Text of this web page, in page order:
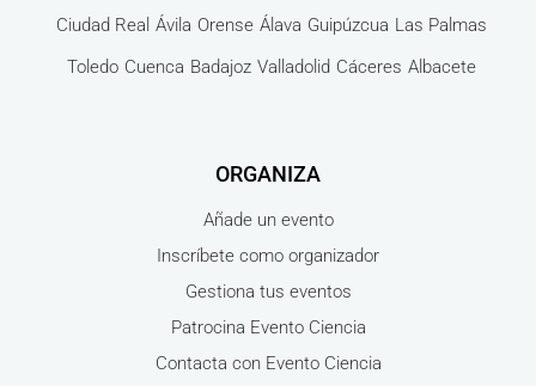
Ciudad Real Ávila Orense Álava Guipúzcua Las Palmas
Toledo Cuenca Badajoz Valladolid Cáceres Albacete
ORGANIZA
Añade un evento
Inscríbete como organizador
Gestiona tus eventos
Patrocina Evento Ciencia
Contacta con Evento Ciencia